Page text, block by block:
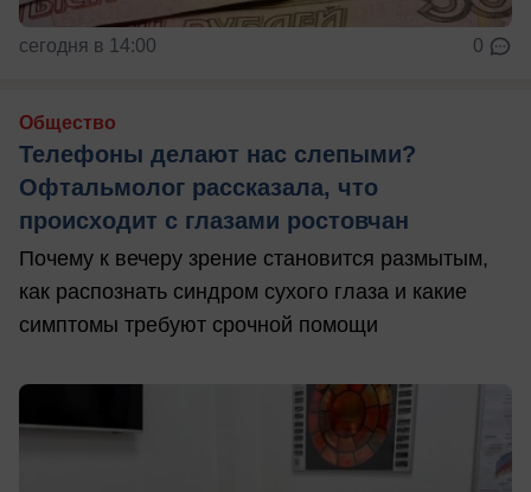
сегодня в 14:00 0
Общество
Телефоны делают нас слепыми?
Офтальмолог рассказала, что
происходит с глазами ростовчан
Почему к вечеру зрение становится размытым,
как распознать синдром сухого глаза и какие
симптомы требуют срочной помощи